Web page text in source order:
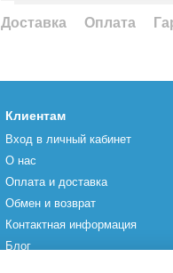
Доставка Оплата
Клиентам
Вход в личный кабинет
О нас
Оплата и доставка
Обмен и возврат
Контактная информация
Блог